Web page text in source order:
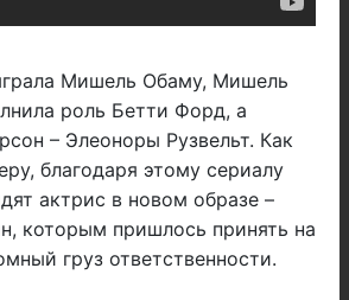
Мишель Обаму, Мишель
роль Бетти Форд, а
– Элеоноры Рузвельт. Как
благодаря этому сериалу
актрис в новом образе –
которым пришлось принять на
груз ответственности.